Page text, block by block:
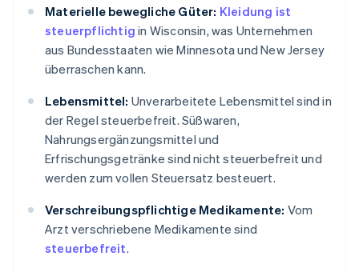
Materielle bewegliche Güter: Kleidung ist
steuerpflichtig in Wisconsin, was Unternehmen
aus Bundesstaaten wie Minnesota und New Jersey
überraschen kann.
Lebensmittel: Unverarbeitete Lebensmittel sind in
der Regel steuerbefreit. Süßwaren,
Nahrungsergänzungsmittel und
Erfrischungsgetränke sind nicht steuerbefreit und
werden zum vollen Steuersatz besteuert.
Verschreibungspflichtige Medikamente: Vom
Arzt verschriebene Medikamente sind
steuerbefreit.